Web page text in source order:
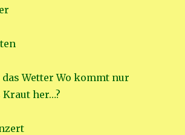
Wetter Wo kommt nur
her…?